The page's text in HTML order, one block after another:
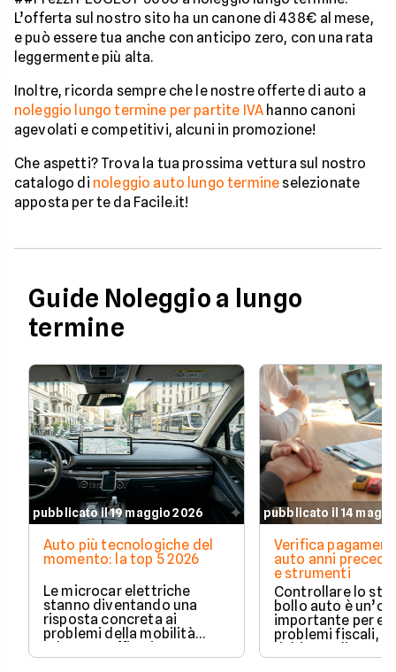
L’offerta sul nostro sito ha un canone di 438€ al mese,
e può essere tua anche con anticipo zero, con una rata
leggermente più alta.
Inoltre, ricorda sempre che le nostre offerte di auto a
noleggio lungo termine per partite IVA hanno canoni
agevolati e competitivi, alcuni in promozione!
Che aspetti? Trova la tua prossima vettura sul nostro
catalogo di noleggio auto lungo termine selezionate
apposta per te da Facile.it!
Guide Noleggio a lungo
termine
pubblicato il 19 maggio 2026
Auto più tecnologiche del
momento: la top 5 2026
Le microcar elettriche
stanno diventando una
risposta concreta ai
problemi della mobilità
urbana: traffico intenso,
parcheggi limitati e costi di
pubblicato il 14
Verifica
auto anni
e strumenti
Controllare lo
bollo auto è
importante per
problemi fiscali,
richieste di
inattese.